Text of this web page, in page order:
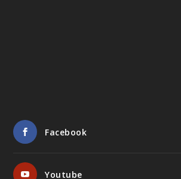
Facebook
Youtube